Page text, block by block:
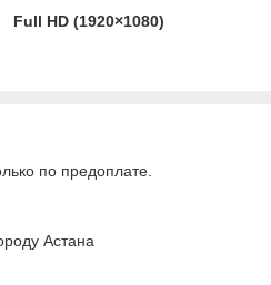
Full HD (1920×1080)
по предоплате.
Астана